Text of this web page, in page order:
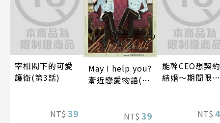
宰相閣下的可愛
護衛(第3話)
NT$ 39
May I help you?
漸近戀愛物語(第
NT$ 39
能幹CEO想契約
結婚～期間限定
NT$